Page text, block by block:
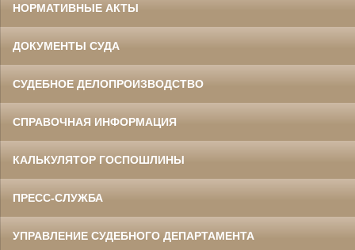
НОРМАТИВНЫЕ АКТЫ
ДОКУМЕНТЫ СУДА
СУДЕБНОЕ ДЕЛОПРОИЗВОДСТВО
СПРАВОЧНАЯ ИНФОРМАЦИЯ
КАЛЬКУЛЯТОР ГОСПОШЛИНЫ
ПРЕСС-СЛУЖБА
УПРАВЛЕНИЕ СУДЕБНОГО ДЕПАРТАМЕНТА